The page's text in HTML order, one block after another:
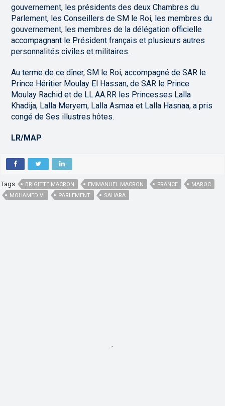
gouvernement, les présidents des deux Chambres du
Parlement, les Conseillers de SM le Roi, les membres du
gouvernement, les membres de la délégation officielle
accompagnant le Président français et plusieurs autres
personnalités civiles et militaires.
Au terme de ce dîner, SM le Roi, accompagné de SAR le
Prince Héritier Moulay El Hassan, de SAR le Prince
Moulay Rachid et de LL.AA.RR les Princesses Lalla
Khadija, Lalla Meryem, Lalla Asmaa et Lalla Hasnaa, a pris
congé de Ses illustres hôtes.
LR/MAP
Tags BRIGITTE MACRON EMMANUEL MACRON FRANCE
MAROC
MOHAMED VI
PARLEMENT SAHARA
,